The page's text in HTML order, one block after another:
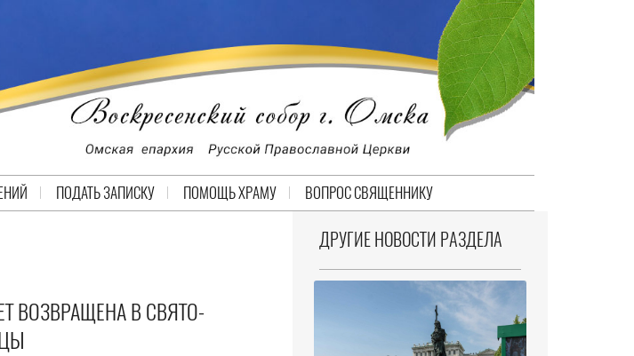
ПОДАТЬ ЗАПИСКУ ПОМОЩЬ ХРАМУ ВОПРОС СВЯЩЕННИКУ
ВОЗВРАЩЕНА В СВЯТО-
ДРУГИЕ НОВОСТИ РАЗДЕЛА